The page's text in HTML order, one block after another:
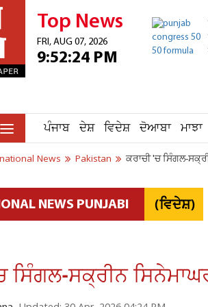
Top News
FRI, AUG 07, 2026
9:52:24 PM
ਪੰਜਾਬ ਦੇਸ਼ ਵਿਦੇਸ਼ ਦੋਆਬਾ ਮਾਝਾ
News Pakistan ਕਰਾਚੀ 'ਚ ਸਿੰਗਲ-
NEWS PUNJABI (ਵਿਦੇਸ਼)
ਸਿੰਗਲ-ਸਕ੍ਰੀਨ